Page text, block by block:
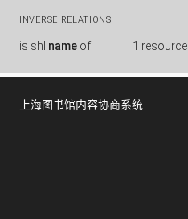
INVERSE RELATIONS
is shl:name of 1 resource
上海图书馆内容协商系统